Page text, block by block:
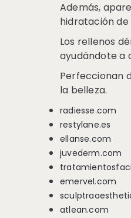
Además,
hidratación de
Los rellenos
ayudándote a
Perfeccionan
la belleza.
radiesse.com
restylane.es
ellanse.com
juvederm.com
emervel.com
atlean.com